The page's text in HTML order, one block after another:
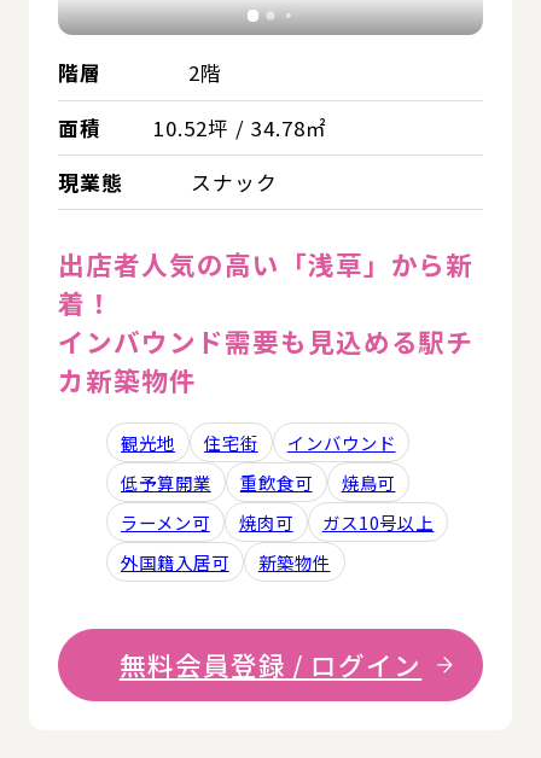
階層
2階
面積
10.52坪 / 34.78㎡
現業態
スナック
出店者人気の高い「浅草」から新
着！
インバウンド需要も見込める駅チ
カ新築物件
観光地 住宅街
インバウンド
低予算開業
重飲食可
焼鳥可
ラーメン可
焼肉可
ガス10号以上
外国籍入居可
新築物件
無料会員登録 / ログイン